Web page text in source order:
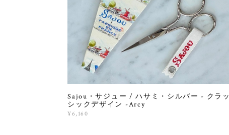
Sajou・サジュー / ハサミ・シルバー - クラッ
シックデザイン -Arcy
¥6,160